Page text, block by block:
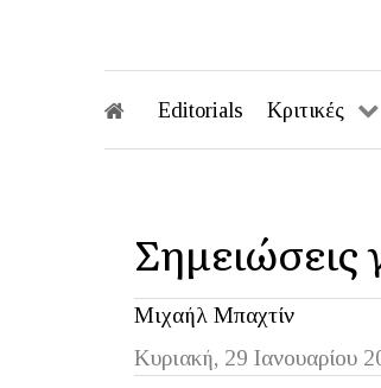
Editorials Κριτικές
Σημειώσεις
Μιχαήλ Μπαχτίν
Κυριακή, 29 Ιανουαρίου